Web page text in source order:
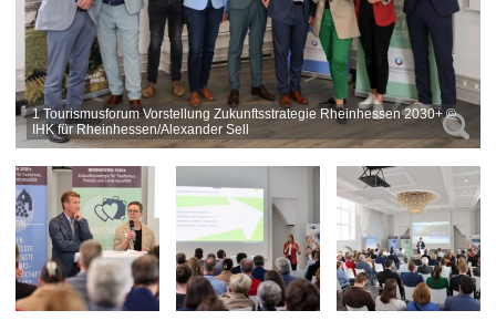
1 Tourismusforum Vorstellung Zukunftsstrategie Rheinhessen 2030+ ©
IHK für Rheinhessen/Alexander Sell